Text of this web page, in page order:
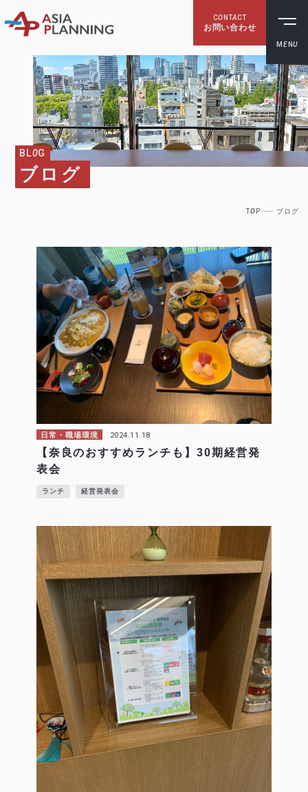
CO NTACT
お問い合わせ
M E NU
BL0G
ブログ
TO P ブログ
日常・職場環境 2024.11.18
【奈良のおすすめランチも】30期経営発
表会
ランチ 経営発表会